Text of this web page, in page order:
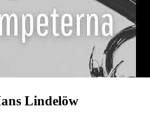
Lindelöw